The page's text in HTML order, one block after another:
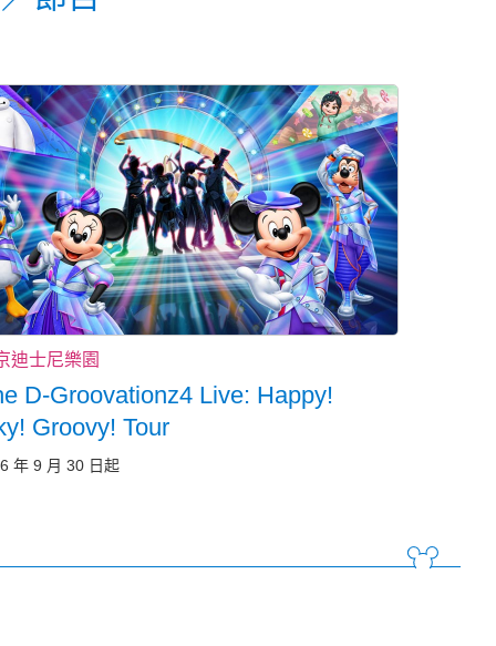
迪士尼樂園
D-Groovationz4 Live: Happy!
Groovy! Tour
年 9 月 30 日起